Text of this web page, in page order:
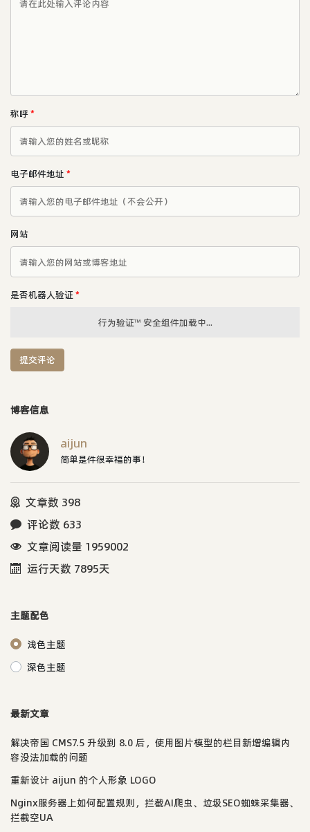
称呼*
电子邮件地址 *
网站
是否机器人验证 *
行为验证™ 安全组件加载中...
提交评论
博客信息
aijun
简单是件很幸福的事！
文章数 398
评论数 633
文章阅读量 1959002
运行天数 7895天
主题配色
浅色主题
深色主题
最新文章
解决帝国 CMS7.5 升级到 8.0 后，使用图片模型的栏目新增编辑内
容没法加载的问题
重新设计 aijun 的个人形象 LOGO
Nginx服务器上如何配置规则，拦截AI爬虫、垃圾SEO蜘蛛采集器、
拦截空UA